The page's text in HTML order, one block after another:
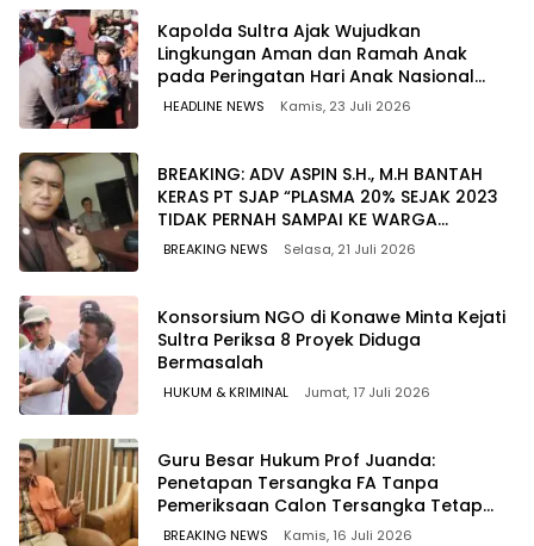
Kapolda Sultra Ajak Wujudkan
Lingkungan Aman dan Ramah Anak
pada Peringatan Hari Anak Nasional
2026
HEADLINE NEWS Kamis, 23 Juli 2026
BREAKING: ADV ASPIN S.H., M.H BANTAH
KERAS PT SJAP “PLASMA 20% SEJAK 2023
TIDAK PERNAH SAMPAI KE WARGA
WAWOONE!
BREAKING NEWS Selasa, 21 Juli 2026
Konsorsium NGO di Konawe Minta Kejati
Sultra Periksa 8 Proyek Diduga
Bermasalah ‎
HUKUM & KRIMINAL Jumat, 17 Juli 2026
Guru Besar Hukum Prof Juanda:
Penetapan Tersangka FA Tanpa
Pemeriksaan Calon Tersangka Tetap
Sah Secara Hukum
BREAKING NEWS Kamis, 16 Juli 2026